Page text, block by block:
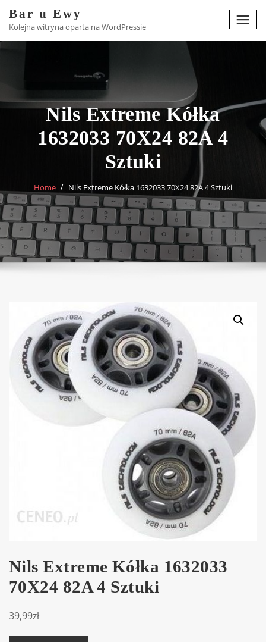
content
Bar u Ewy
Kolejna witryna oparta na WordPressie
Nils Extreme Kółka
1632033 70X24 82A 4
Sztuki
Home Nils Extreme Kółka 1632033 70X24 82A 4 Sztuki
Nils Extreme Kółka 1632033
70X24 82A 4 Sztuki
39,99zł